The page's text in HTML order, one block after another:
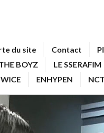
du site Contact
BOYZ LE SSERAFIM
ENHYPEN NCT